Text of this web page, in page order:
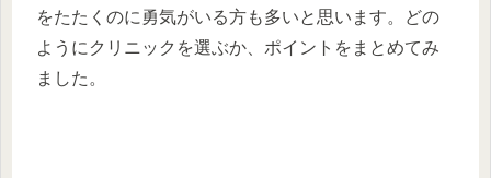
をたたくのに勇気がいる方も多いと思います。どの
ようにクリニックを選ぶか、ポイントをまとめてみ
ました。